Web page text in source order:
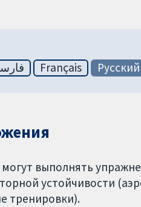
Français Русский
выполнять
устойчивости
тренировки).